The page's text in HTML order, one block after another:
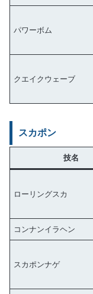
パワーボム
クエイクウェーブ
スカポン
技名
ローリングスカ
コンナンイラヘン
スカポンナゲ